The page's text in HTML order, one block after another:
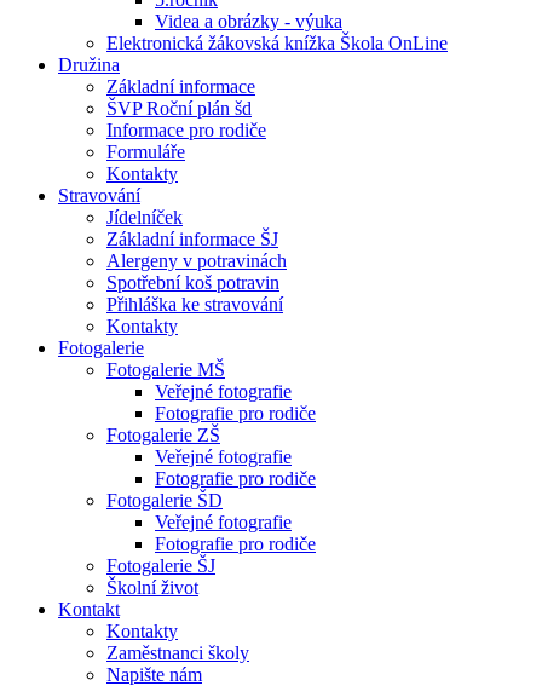
Videa a obrázky - výuka
Elektronická žákovská knížka Škola OnLine
Družina
Základní informace
ŠVP Roční plán šd
Informace pro rodiče
Formuláře
Kontakty
Stravování
Jídelníček
Základní informace ŠJ
Alergeny v potravinách
Spotřební koš potravin
Přihláška ke stravování
Kontakty
Fotogalerie
Fotogalerie MŠ
Veřejné fotografie
Fotografie pro rodiče
Fotogalerie ZŠ
Veřejné fotografie
Fotografie pro rodiče
Fotogalerie ŠD
Veřejné fotografie
Fotografie pro rodiče
Fotogalerie ŠJ
Školní život
Kontakt
Kontakty
Zaměstnanci školy
Napište nám